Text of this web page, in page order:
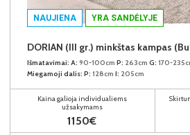
NAUJIENA YRA SANDĖLYJE
DORIAN (III gr.) minkštas kampas
Išmatavimai: A: 90-100cm P: 263cm G: 170-
Miegamoji dalis: P: 128cm I: 205cm
Kaina galioja individualiems
užsakymams
1150€